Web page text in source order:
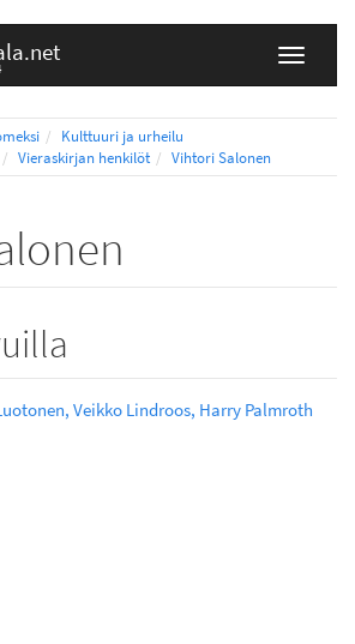
Kulttuuri ja urheilu
Vieraskirjan henkilöt Vihtori Salonen
Veikko Lindroos, Harry Palmroth